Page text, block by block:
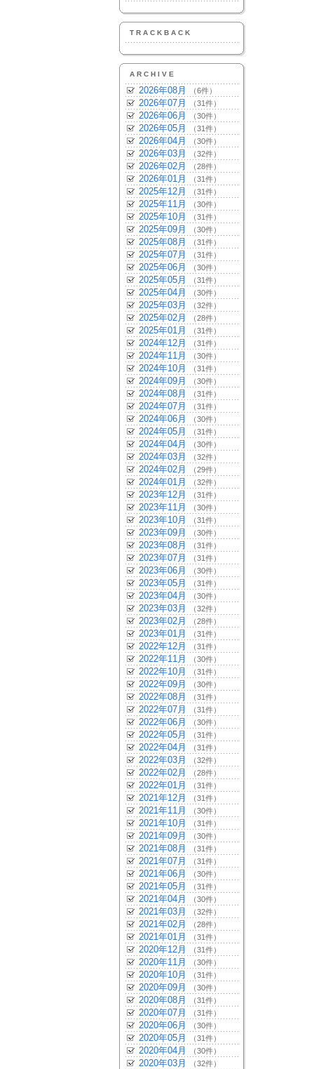
TRACKBACK
ARCHIVE
2026年08月 （6件）
2026年07月 （31件）
2026年06月 （30件）
2026年05月 （31件）
2026年04月 （30件）
2026年03月 （32件）
2026年02月 （28件）
2026年01月 （31件）
2025年12月 （31件）
2025年11月 （30件）
2025年10月 （31件）
2025年09月 （30件）
2025年08月 （31件）
2025年07月 （31件）
2025年06月 （30件）
2025年05月 （31件）
2025年04月 （30件）
2025年03月 （32件）
2025年02月 （28件）
2025年01月 （31件）
2024年12月 （31件）
2024年11月 （30件）
2024年10月 （31件）
2024年09月 （30件）
2024年08月 （31件）
2024年07月 （31件）
2024年06月 （30件）
2024年05月 （31件）
2024年04月 （30件）
2024年03月 （32件）
2024年02月 （29件）
2024年01月 （32件）
2023年12月 （31件）
2023年11月 （30件）
2023年10月 （31件）
2023年09月 （30件）
2023年08月 （31件）
2023年07月 （31件）
2023年06月 （30件）
2023年05月 （31件）
2023年04月 （30件）
2023年03月 （32件）
2023年02月 （28件）
2023年01月 （31件）
2022年12月 （31件）
2022年11月 （30件）
2022年10月 （31件）
2022年09月 （30件）
2022年08月 （31件）
2022年07月 （31件）
2022年06月 （30件）
2022年05月 （31件）
2022年04月 （31件）
2022年03月 （32件）
2022年02月 （28件）
2022年01月 （31件）
2021年12月 （31件）
2021年11月 （30件）
2021年10月 （31件）
2021年09月 （30件）
2021年08月 （31件）
2021年07月 （31件）
2021年06月 （30件）
2021年05月 （31件）
2021年04月 （30件）
2021年03月 （32件）
2021年02月 （28件）
2021年01月 （31件）
2020年12月 （31件）
2020年11月 （30件）
2020年10月 （31件）
2020年09月 （30件）
2020年08月 （31件）
2020年07月 （31件）
2020年06月 （30件）
2020年05月 （31件）
2020年04月 （30件）
2020年03月 （32件）